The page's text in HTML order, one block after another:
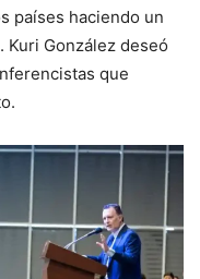
países haciendo un
González deseó
que